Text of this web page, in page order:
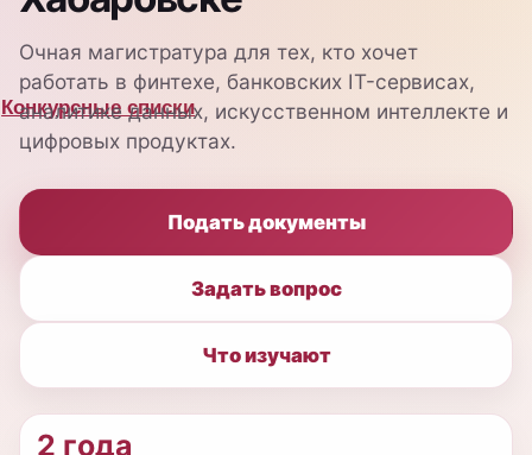
Очная магистратура для тех, кто хочет
работать в финтехе, банковских IT-сервисах,
аналитике данных, искусственном интеллекте и
цифровых продуктах.
Подать документы
Задать вопрос
Что изучают
2 года
срок обучения